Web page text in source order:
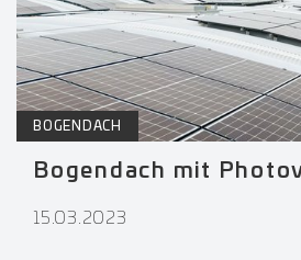
BOGENDACH
Bogendach mit
15.03.2023